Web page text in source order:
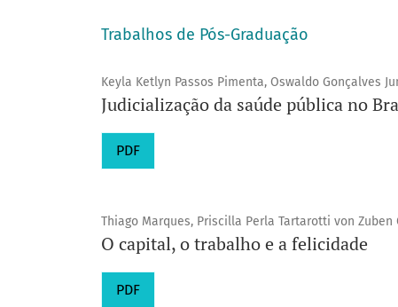
Trabalhos de Pós-Graduação
Keyla Ketlyn Passos Pimenta, Oswaldo Gonçalves
Judicialização da saúde pública no
PDF
Thiago Marques, Priscilla Perla Tartarotti von Zuben
O capital, o trabalho e a felicidade
PDF